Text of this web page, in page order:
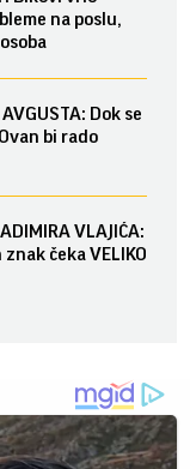
na poslu,
AVGUSTA: Dok se
bi rado
VLAJIĆA:
čeka VELIKO